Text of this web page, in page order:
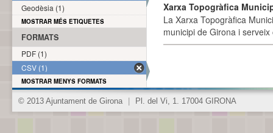
Xarxa Topogràfica
La Xarxa Topogràfica
municipi de Girona i
Geodèsia (1)
MOSTRAR MÉS ETIQUETES
FORMATS
PDF (1)
CSV (1)
MOSTRAR MENYS FORMATS
© 2013 Ajuntament de Girona Pl. del Vi, 1. 17004 GIRONA